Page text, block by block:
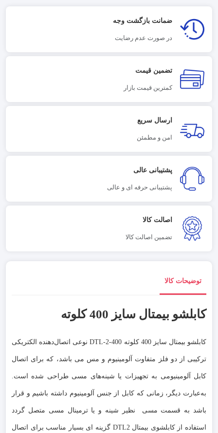
ضمانت بازگشت وجه
در صورت عدم رضایت
تضمین قیمت
کمترین قیمت بازار
ارسال سریع
امن و مطمئن
پشتیبانی عالی
پشتیبانی حرفه ای و عالی
اصالت کالا
تضمین اصالت کالا
توضیحات کالا
کابلشو بیمتال سایز 400 کلوته
کابلشو بیمتال سایز 400 کلوته DTL-2-400 نوعی اتصال‌دهنده الکتریکی
ترکیبی از دو فلز متفاوت آلومینیوم و مس می باشد، که برای اتصال
کابل آلومینیومی به تجهیزات یا شینه‌های مسی طراحی شده است.
به‌عبارت دیگر، زمانی که کابل از جنس آلومینیوم داشته باشیم و قرار
باشد به قسمت مسی نظیر شینه و یا ترمینال مسی متصل گردد
استفاده از کابلشوی بیمتال DTL2 گزینه ای بسیار مناسب برای اتصال